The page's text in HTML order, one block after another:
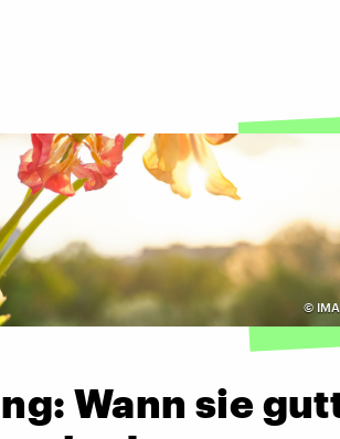
©
Wann sie